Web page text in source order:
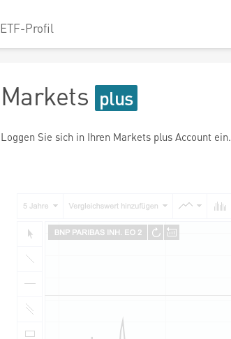
ETF-Profil
Markets
Loggen Sie sich in Ihren Markets plus Account ein.